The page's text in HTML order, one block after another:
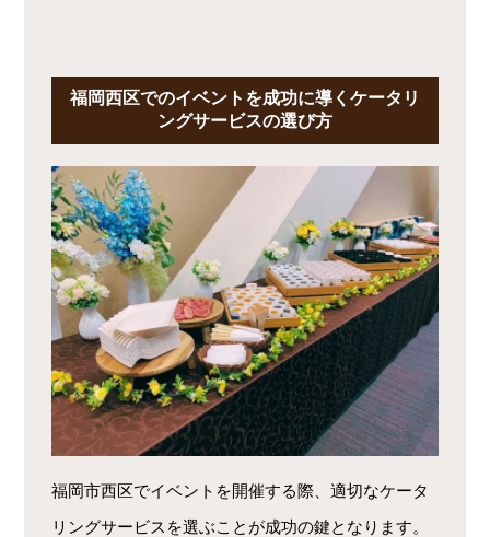
福岡西区でのイベントを成功に導くケータリ
ングサービスの選び方
福岡市西区でイベントを開催する際、適切なケータ
リングサービスを選ぶことが成功の鍵となります。